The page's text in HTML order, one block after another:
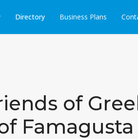
Directory Business Plans
of
Famagusta